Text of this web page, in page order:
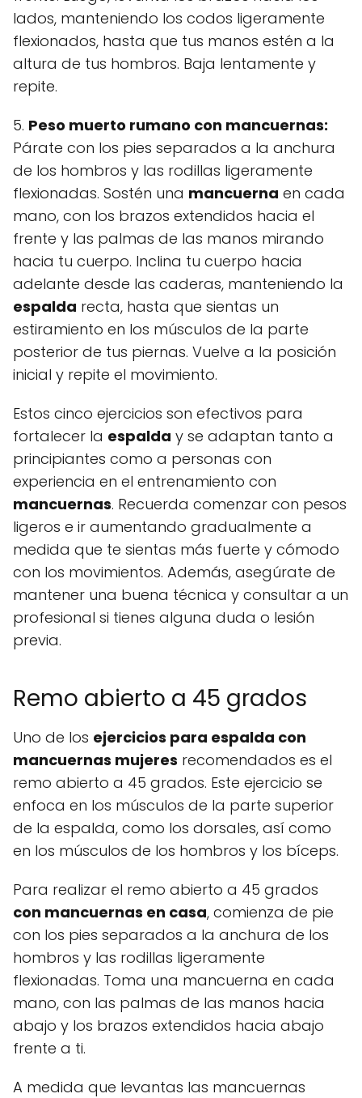
lados, manteniendo los codos ligeramente
flexionados, hasta que tus manos estén a la
altura de tus hombros. Baja lentamente y
repite.
5. Peso muerto rumano con mancuernas:
Párate con los pies separados a la anchura
de los hombros y las rodillas ligeramente
flexionadas. Sostén una mancuerna en cada
mano, con los brazos extendidos hacia el
frente y las palmas de las manos mirando
hacia tu cuerpo. Inclina tu cuerpo hacia
adelante desde las caderas, manteniendo la
espalda recta, hasta que sientas un
estiramiento en los músculos de la parte
posterior de tus piernas. Vuelve a la posición
inicial y repite el movimiento.
Estos cinco ejercicios son efectivos para
fortalecer la espalda y se adaptan tanto a
principiantes como a personas con
experiencia en el entrenamiento con
mancuernas. Recuerda comenzar con pesos
ligeros e ir aumentando gradualmente a
medida que te sientas más fuerte y cómodo
con los movimientos. Además, asegúrate de
mantener una buena técnica y consultar a un
profesional si tienes alguna duda o lesión
previa.
Remo abierto a 45 grados
Uno de los ejercicios para espalda con
mancuernas mujeres recomendados es el
remo abierto a 45 grados. Este ejercicio se
enfoca en los músculos de la parte superior
de la espalda, como los dorsales, así como
en los músculos de los hombros y los bíceps.
Para realizar el remo abierto a 45 grados
con mancuernas en casa, comienza de pie
con los pies separados a la anchura de los
hombros y las rodillas ligeramente
flexionadas. Toma una mancuerna en cada
mano, con las palmas de las manos hacia
abajo y los brazos extendidos hacia abajo
frente a ti.
A medida que levantas las mancuernas